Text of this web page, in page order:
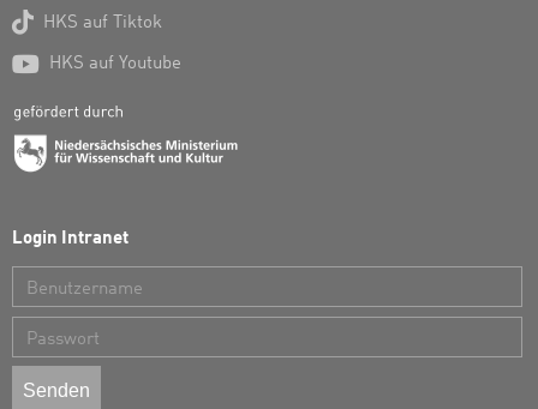
 HKS auf Tiktok
 HKS auf Youtube
Login Intranet
Benutzername
Passwort